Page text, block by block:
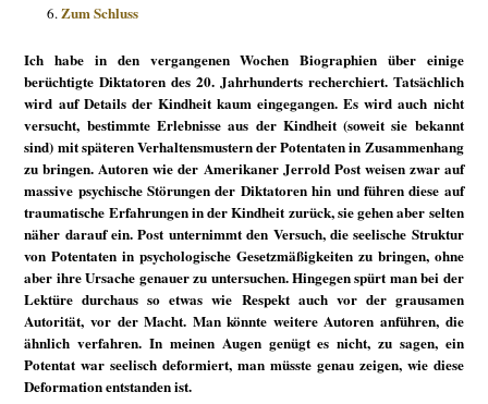
Zum Schluss
Ich habe in den vergangenen Wochen Biographien über einige
berüchtigte Diktatoren des 20. Jahrhunderts recherchiert. Tatsächlich
wird auf Details der Kindheit kaum eingegangen. Es wird auch nicht
versucht, bestimmte Erlebnisse aus der Kindheit (soweit sie bekannt
sind) mit späteren Verhaltensmustern der Potentaten in Zusammenhang
zu bringen. Autoren wie der Amerikaner Jerrold Post weisen zwar auf
massive psychische Störungen der Diktatoren hin und führen diese auf
traumatische Erfahrungen in der Kindheit zurück, sie gehen aber selten
näher darauf ein. Post unternimmt den Versuch, die seelische Struktur
von Potentaten in psychologische Gesetzmäßigkeiten zu bringen, ohne
aber ihre Ursache genauer zu untersuchen. Hingegen spürt man bei der
Lektüre durchaus so etwas wie Respekt auch vor der grausamen
Autorität, vor der Macht. Man könnte weitere Autoren anführen, die
ähnlich verfahren. In meinen Augen genügt es nicht, zu sagen, ein
Potentat war seelisch deformiert, man müsste genau zeigen, wie diese
Deformation entstanden ist.